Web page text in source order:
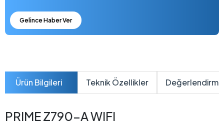
Gelince Haber Ver
Ürün Bilgileri Teknik Özellikler
PRIME Z790-A WIFI